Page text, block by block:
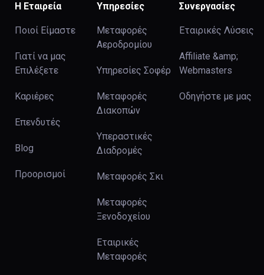
Η Εταιρεία
Ποιοί Είμαστε
Γιατί να μας
Επιλέξετε
Καριέρες
Επενδυτές
Blog
Προορισμοί
Υπηρεσίες
Μεταφορές
Αεροδρομίου
Υπηρεσίες Σοφέρ
Μεταφορές
Διακοπών
Υπεραστικές
Διαδρομές
Μεταφορές Σκι
Μεταφορές
Ξενοδοχείου
Εταιρικές
Μεταφορές
Συνεργασίες
Εταιρικές Λύσεις
Affiliate &amp;
Webmasters
Οδηγήστε με μας